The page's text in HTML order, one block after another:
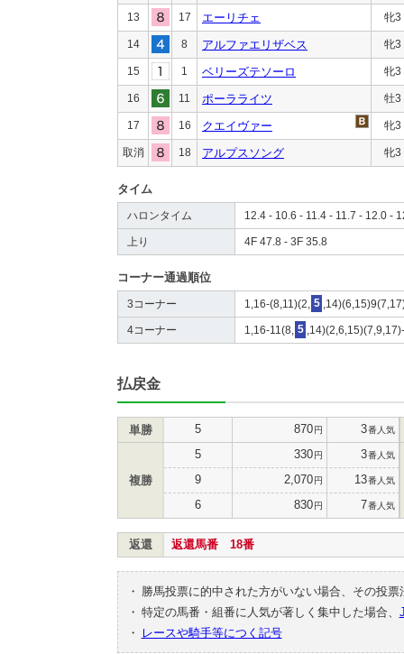
13 17 エーリチェ 牝3
14 8 アルファエリザベス 牝3
15 1 ベリーズテソーロ 牝3
16 11 ポーラライツ 牡3
17 16 クエイヴァー 牝3
取消 18 アルプスソング 牝3
タイム
ハロンタイム 12.4 - 10.6 - 11.4 - 11.7 - 12.0 -
上り 4F 47.8 - 3F 35.8
コーナー通過順位
3コーナー 1,16-(8,11)(2, 5
4コーナー 1,16-11(8, 5
払戻金
単勝 5 870円 3番人気
複勝
5 330円 3番人気
9 2,070円 13番人気
6 830円 7番人気
返還 返還馬番 18番
・
勝馬投票に的中された方がいない場合、その投
・ 特定の馬番・組番に人気が著しく集中した場合、
・
レースや騎手等につく記号